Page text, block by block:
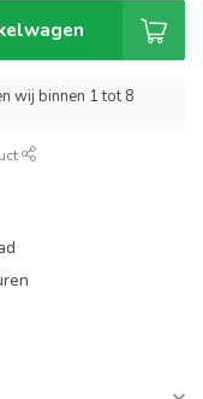
wij binnen 1 tot 8